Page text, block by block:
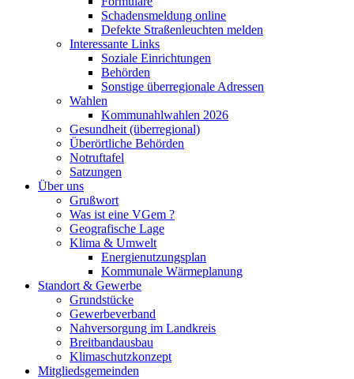
Schadensmeldung online
Defekte Straßenleuchten melden
Interessante Links
Soziale Einrichtungen
Behörden
Sonstige überregionale Adressen
Wahlen
Kommunahlwahlen 2026
Gesundheit (überregional)
Überörtliche Behörden
Notruftafel
Satzungen
Über uns
Grußwort
Was ist eine VGem ?
Geografische Lage
Klima & Umwelt
Energienutzungsplan
Kommunale Wärmeplanung
Standort & Gewerbe
Grundstücke
Gewerbeverband
Nahversorgung im Landkreis
Breitbandausbau
Klimaschutzkonzept
Mitgliedsgemeinden